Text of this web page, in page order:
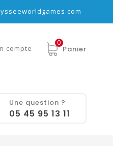
Panier
0
compte
Une question ?
05 45 95 13 11